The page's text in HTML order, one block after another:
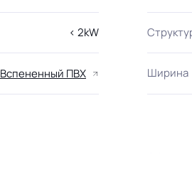
< 2kW
Вспененный ПВХ Ширина